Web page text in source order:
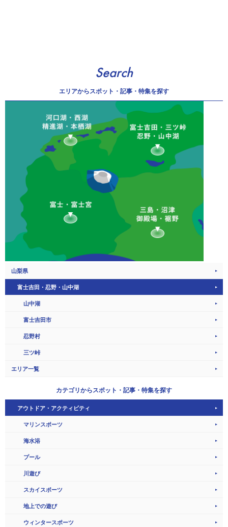
Search
エリアからスポット・記事・特集を探す
山梨県
富士吉田・忍野・山中湖
山中湖
富士吉田市
忍野村
三ツ峠
エリア一覧
カテゴリから スポット・記事・特集を探す
アウトドア・アクティビティ
マリンスポーツ
海水浴
プール
川遊び
スカイスポーツ
地上での遊び
ウィンタースポーツ